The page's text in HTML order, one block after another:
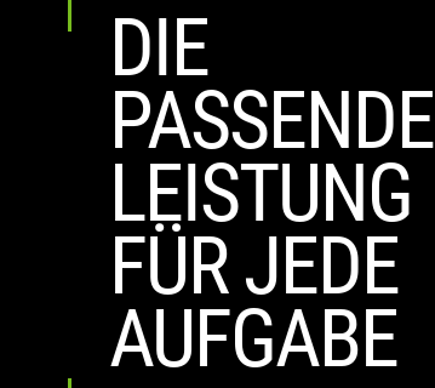
DIE
PASSENDE
LEISTUNG
FÜR JEDE
AUFGABE